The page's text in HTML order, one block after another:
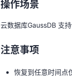
爆款云主机全场特惠，2
免费活动
免费试用中心 HOT
节点扩容，版本升
操作场景
云数据库GaussDB 支
注意事项
恢复到任意时间点